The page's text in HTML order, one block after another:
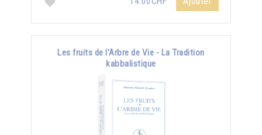
Les fruits de l'Arbre de Vie - La Tradition
kabbalistique